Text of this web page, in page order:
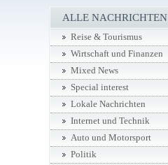
ALLE NACHRICHTEN
Reise & Tourismus
Wirtschaft und Finanzen
Mixed News
Special interest
Lokale Nachrichten
Internet und Technik
Auto und Motorsport
Politik